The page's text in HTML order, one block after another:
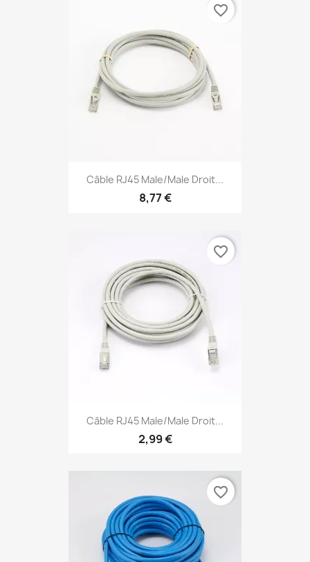
Câble RJ45 Male/Male Droit...
8,77 €
favorite_border
Câble RJ45 Male/Male Droit...
2,99 €
favorite_border
favorite_border